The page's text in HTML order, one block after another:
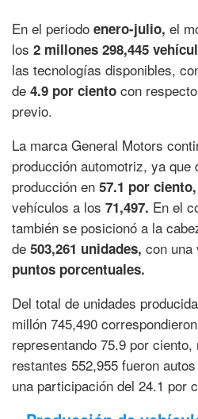
En el periodo enero-julio, el
los 2 millones 298,445
las tecnologías disponibles,
de 4.9 por ciento con
previo.
La marca General Motors
producción automotriz, ya
producción en 57.1 por ciento,
vehículos a los 71,497. En el
también se posicionó a la
de 503,261 unidades, con una
puntos porcentuales.
Del total de unidades
millón 745,490
representando 75.9 por
restantes 552,955 fueron
una participación del 24.1 por